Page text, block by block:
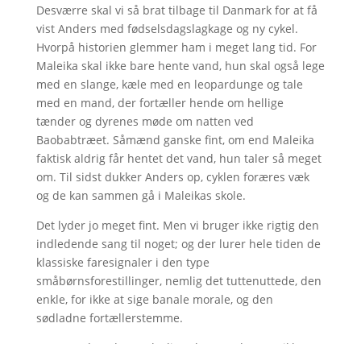
Desværre skal vi så brat tilbage til Danmark for at få
vist Anders med fødselsdagslagkage og ny cykel.
Hvorpå historien glemmer ham i meget lang tid. For
Maleika skal ikke bare hente vand, hun skal også lege
med en slange, kæle med en leopardunge og tale
med en mand, der fortæller hende om hellige
tænder og dyrenes møde om natten ved
Baobabtræet. Såmænd ganske fint, om end Maleika
faktisk aldrig får hentet det vand, hun taler så meget
om. Til sidst dukker Anders op, cyklen foræres væk
og de kan sammen gå i Maleikas skole.
Det lyder jo meget fint. Men vi bruger ikke rigtig den
indledende sang til noget; og der lurer hele tiden de
klassiske faresignaler i den type
småbørnsforestillinger, nemlig det tuttenuttede, den
enkle, for ikke at sige banale morale, og den
sødladne fortællerstemme.